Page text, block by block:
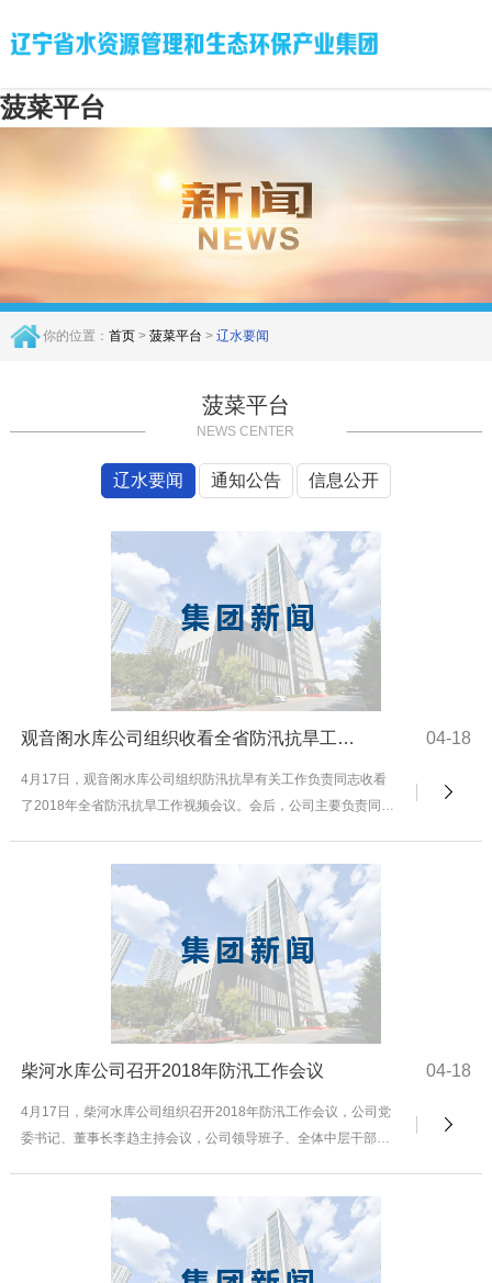
菠菜平台
你的位置： 首页> 菠菜平台 > 辽水要闻
菠菜平台
NEWS CENTER
辽水要闻 通知公告 信息公开
观音阁水库公司组织收看全省防汛抗旱工作视频会议 04-18
4月17日，观音阁水库公司组织防汛抗旱有关工作负责同志收看
了2018年全省防汛抗旱工作视频会议。会后，公司主要负责同志
柴河水库公司召开2018年防汛工作会议 04-18
4月17日，柴河水库公司组织召开2018年防汛工作会议，公司党
委书记、董事长李趋主持会议，公司领导班子、全体中层干部参